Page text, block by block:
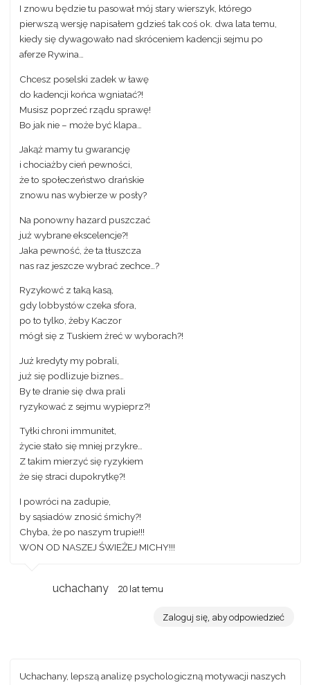
I znowu będzie tu pasował mój stary wierszyk, którego
pierwszą wersję napisałem gdzieś tak coś ok. dwa lata temu,
kiedy się dywagowało nad skróceniem kadencji sejmu po
aferze Rywina…
Chcesz poselski zadek w ławę
do kadencji końca wgniatać?!
Musisz poprzeć rządu sprawę!
Bo jak nie – może być klapa…
Jakąż mamy tu gwarancję
i chociażby cień pewności,
że to społeczeństwo drańskie
znowu nas wybierze w posły?
Na ponowny hazard puszczać
już wybrane ekscelencje?!
Jaka pewność, że ta tłuszcza
nas raz jeszcze wybrać zechce…?
Ryzykowć z taką kasą,
gdy lobbystów czeka sfora,
po to tylko, żeby Kaczor
mógł się z Tuskiem żreć w wyborach?!
Już kredyty my pobrali,
już się podlizuje biznes…
By te dranie się dwa prali
ryzykować z sejmu wypieprz?!
Tyłki chroni immunitet,
życie stało się mniej przykre…
Z takim mierzyć się ryzykiem
że się straci dupokrytkę?!
I powróci na zadupie,
by sąsiadów znosić śmichy?!
Chyba, że po naszym trupie!!!
WON OD NASZEJ ŚWIEŻEJ MICHY!!!
uchachany 20 lat temu
Zaloguj się, aby odpowiedzieć
Uchachany, lepszą analizę psychologiczną motywacji naszych